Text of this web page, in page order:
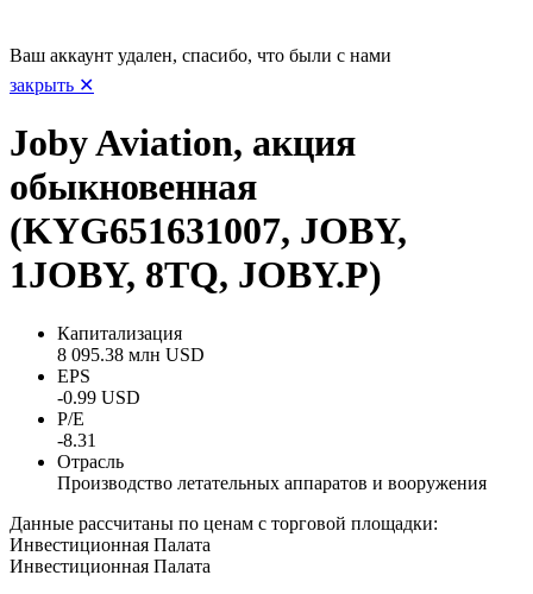
Ваш аккаунт удален, спасибо, что были с нами
закрыть ✕
Joby Aviation, акция
обыкновенная
(KYG651631007, JOBY,
1JOBY, 8TQ, JOBY.P)
Капитализация
8 095.38 млн USD
EPS
-0.99 USD
P/E
-8.31
Отрасль
Производство летательных аппаратов и вооружения
Данные рассчитаны по ценам с торговой площадки:
Инвестиционная Палата
Инвестиционная Палата